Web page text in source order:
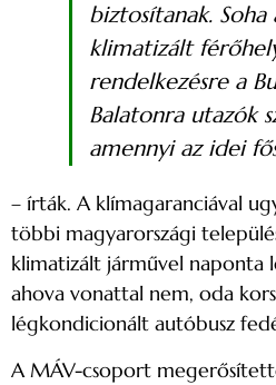
biztosítanak. Soha
klimatizált
rendelkezésre a
Balatonra utazók
amennyi az idei
– írták. A klímagaranciával
többi magyarországi
klimatizált járművel naponta
ahova vonattal nem, oda
légkondicionált autóbusz
A MÁV-csoport